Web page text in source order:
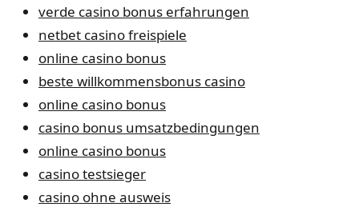
verde casino bonus erfahrungen
netbet casino freispiele
online casino bonus
beste willkommensbonus casino
online casino bonus
casino bonus umsatzbedingungen
online casino bonus
casino testsieger
casino ohne ausweis